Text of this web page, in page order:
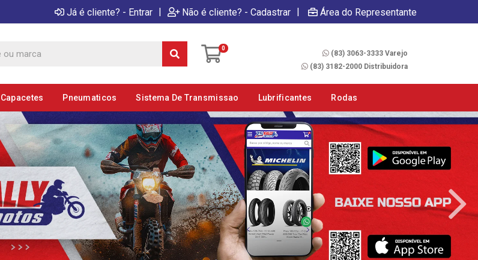
Já é cliente? - Entrar | Não é cliente? - Cadastrar | Área do Representante
0
(83) 3063-3333 Varejo
(83) 3182-2000 Distribuidora
Capacetes Pneumaticos Sistema De Transmissao Lubrificantes Rodas